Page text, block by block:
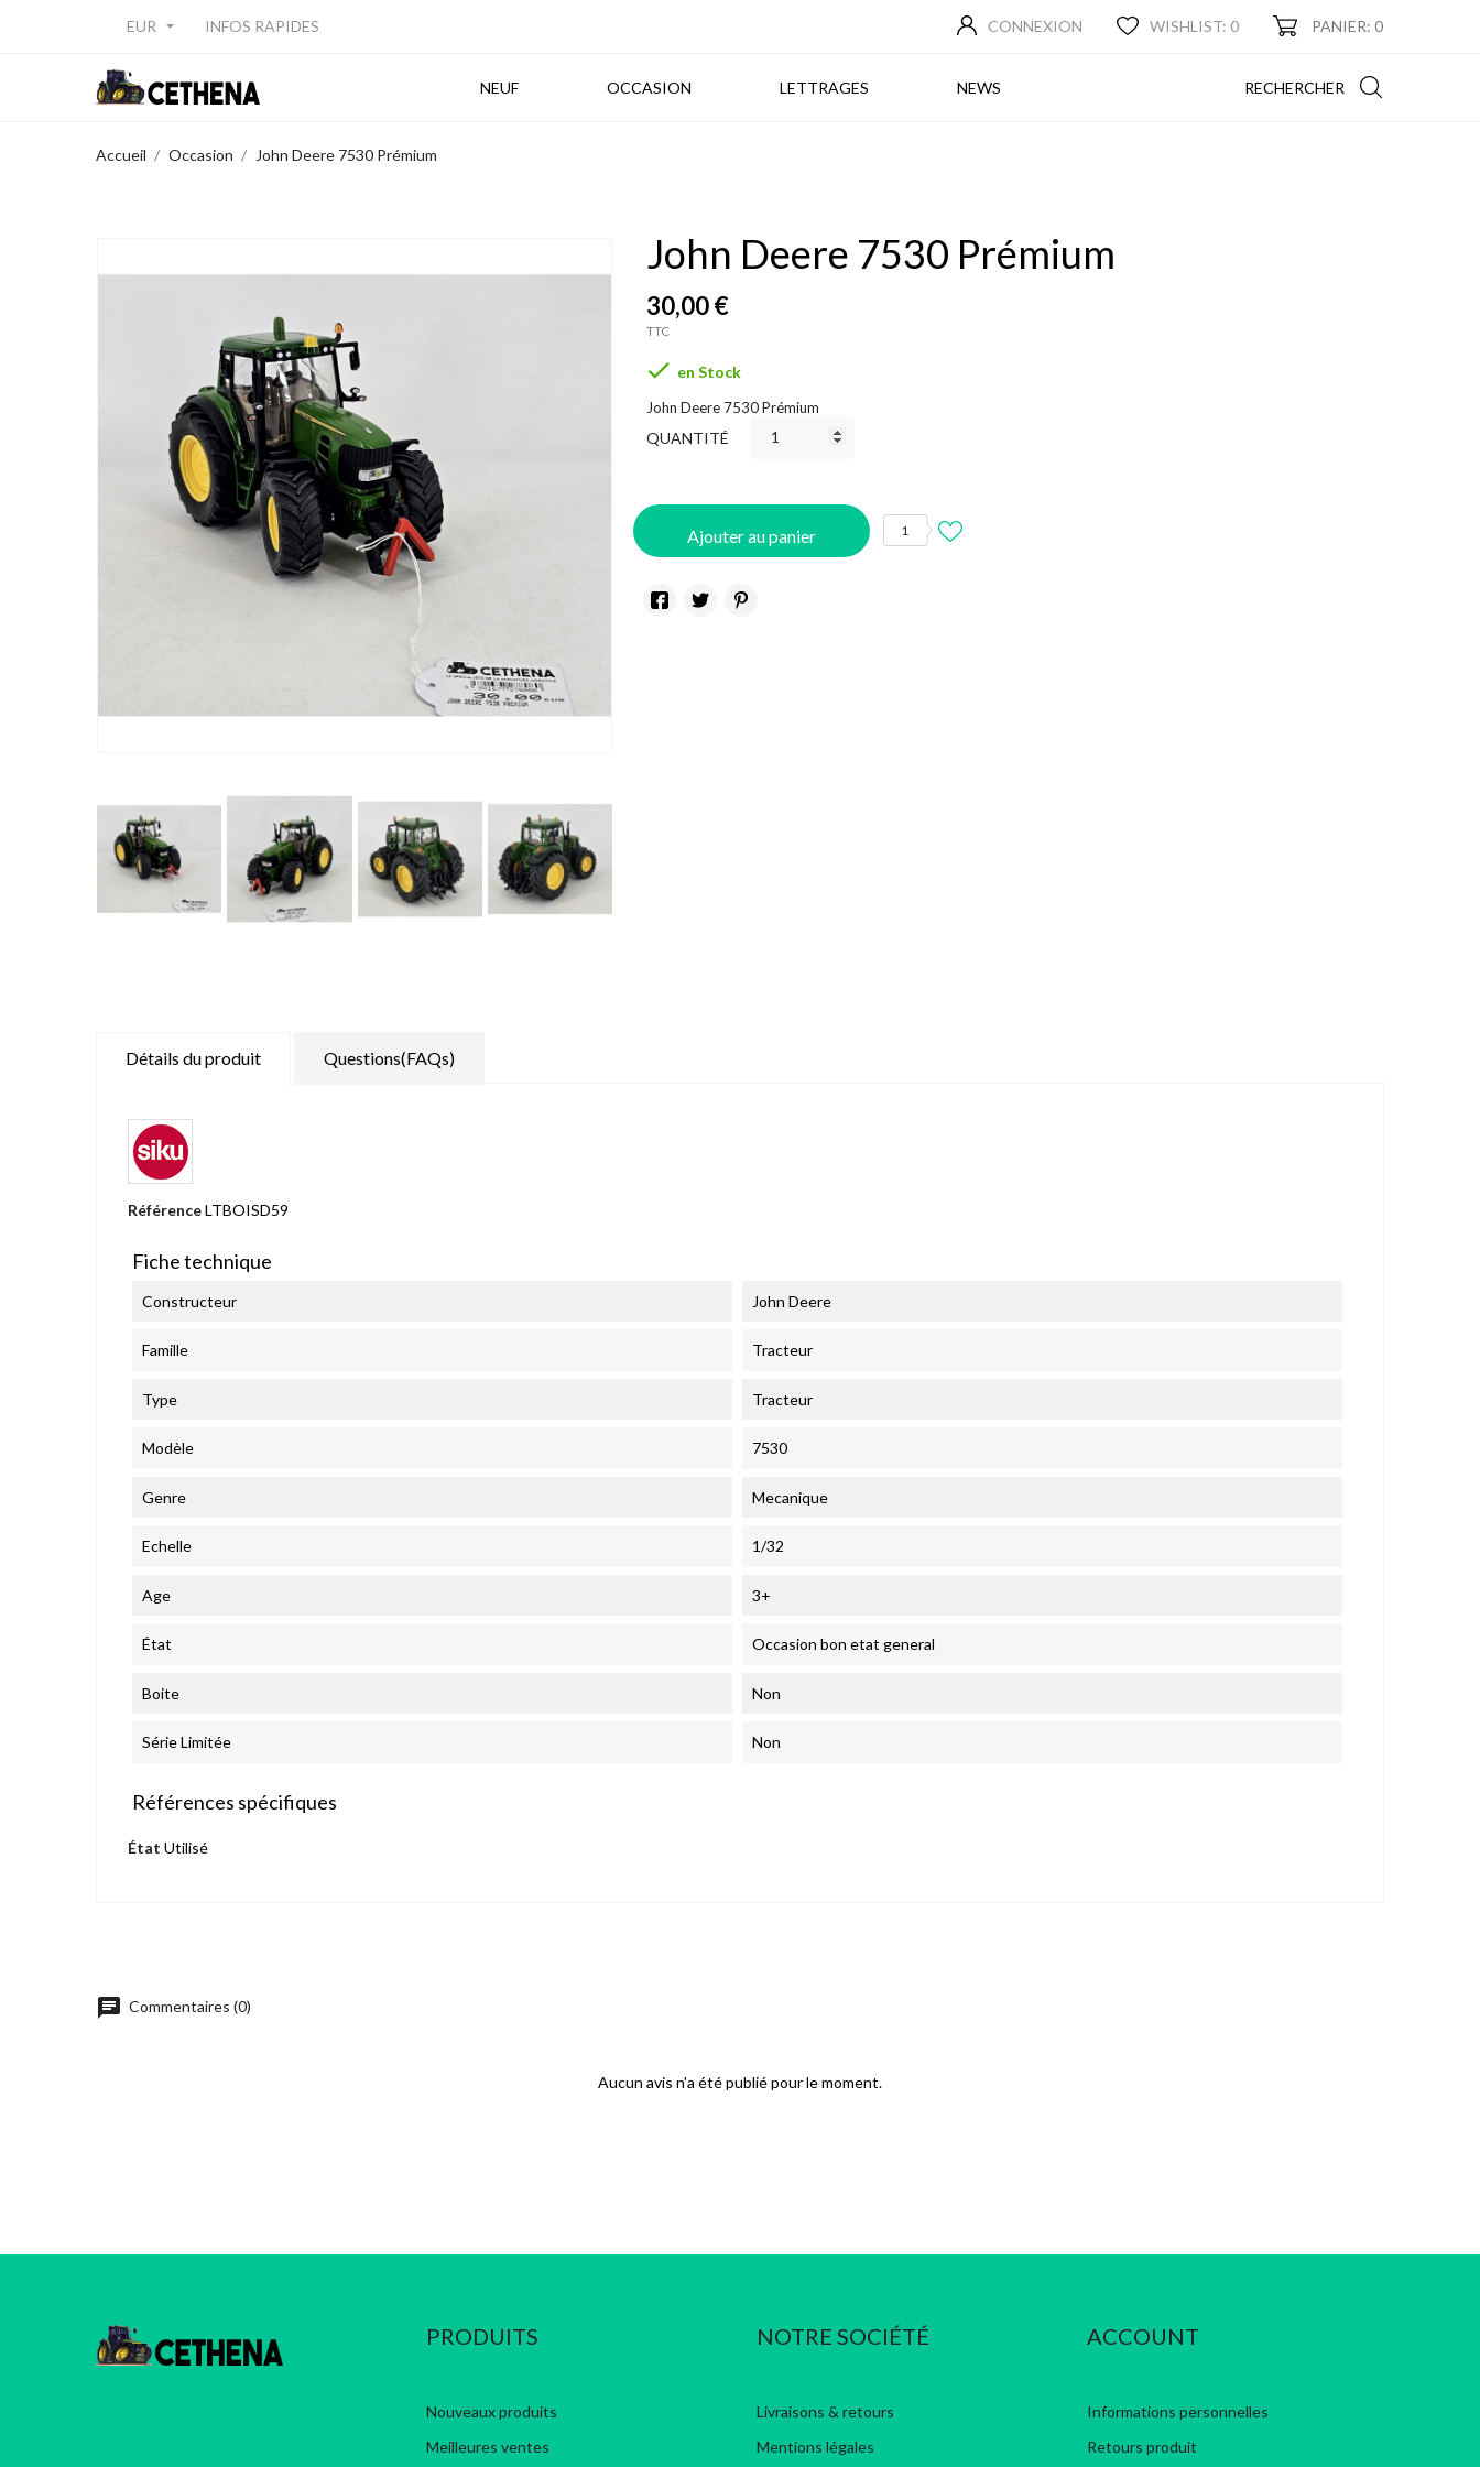
EUR  INFOS RAPIDES CONNEXION WISHLIST: 0 PANIER: 0
NEUF OCCASION LETTRAGES NEWS RECHERCHER
Accueil Occasion John Deere 7530 Prémium
John Deere 7530 Prémium
30,00 €
TTC
 en Stock
John Deere 7530 Prémium
QUANTITÉ
Ajouter au panier 1
Détails du produit Questions(FAQs)
RéférenceLTBOISD59
Fiche technique
Constructeur John Deere
Famille Tracteur
Type Tracteur
Modèle 7530
Genre Mecanique
Echelle 1/32
Age 3+
État Occasion bon etat general
Boite Non
Série Limitée Non
Références spécifiques
État Utilisé
chat Commentaires (0)
Aucun avis n'a été publié pour le moment.
PRODUITS
Nouveaux produits
Meilleures ventes
NOTRE SOCIÉTÉ
Livraisons & retours
Mentions légales
ACCOUNT
Informations personnelles
Retours produit